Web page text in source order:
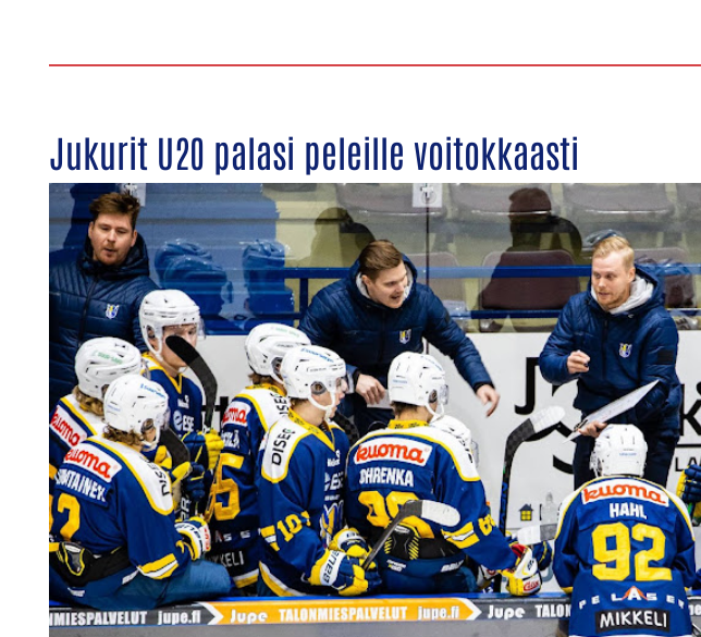
Jukurit U20 palasi peleille voitokkaasti